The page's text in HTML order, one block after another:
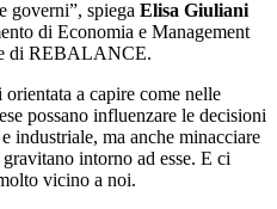
governi”, spiega Elisa Giuliani
di Economia e Management
di REBALANCE.
a capire come nelle
possano influenzare le decisioni
industriale, ma anche minacciare
intorno ad esse. E ci
vicino a noi.